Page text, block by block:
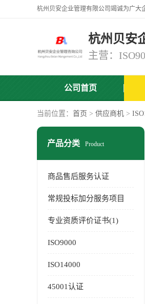
杭州贝安
公司首页
当前位置： 首页 > 供应商机 >
产品分类 Product
商品售后服务认证
常规投标加分服务项目
专业资质评价证书(1)
ISO9000
ISO14000
45001认证